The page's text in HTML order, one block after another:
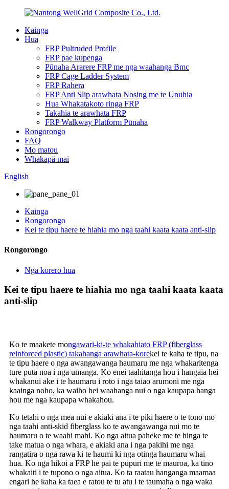
Kainga
Hua
FRP Pultruded Profile
FRP pae kupenga
Pūnaha Ararere FRP me nga waahanga Bmc
FRP Cage Ladder System
FRP Rahera
FRP Anti Slip arawhata Nosing me te Unuhia
Hua Whakatakoto ringa FRP
Takahia te arawhata FRP
FRP Walkway Platform Pūnaha
Rongorongo
FAQ
Mo matou
Whakapā mai
English
Kainga
Rongorongo
Kei te tipu haere te hiahia mo nga taahi kaata kaata anti-slip
Rongorongo
Nga korero hua
Kei te tipu haere te hiahia mo nga taahi kaata kaata
anti-slip
Ko te maakete mongawari-ki-te whakahiato FRP (fiberglass
reinforced plastic) takahanga arawhata-korekei te kaha te tipu, na
te tipu haere o nga awangawanga haumaru me nga whakaritenga
ture puta noa i nga umanga. Ko enei taahitanga hou i hangaia hei
whakanui ake i te haumaru i roto i nga taiao arumoni me nga
kaainga noho, ka waiho hei waahanga nui o nga kaupapa hanga
hou me nga kaupapa whakahou.
Ko tetahi o nga mea nui e akiaki ana i te piki haere o te tono mo
nga taahi anti-skid fiberglass ko te awangawanga nui mo te
haumaru o te waahi mahi. Ko nga aitua paheke me te hinga te
take matua o nga whara, e akiaki ana i nga pakihi me nga
rangatira o nga rawa ki te haumi ki nga otinga haumaru whai
hua. Ko nga hikoi a FRP he pai te pupuri me te mauroa, ka tino
whakaiti i te tupono o nga aitua. Ko ta raatau hanganga maamaa
engari he kaha ka taea e ratou te tu atu i te taumaha o nga waka